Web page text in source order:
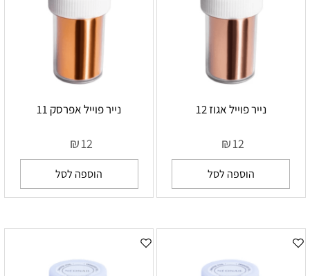
נייר פוייל אגוז 12
₪12
הוספה לסל
נייר פוייל אפרסק 11
₪12
הוספה לסל